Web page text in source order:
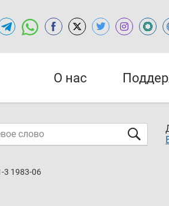
О нас
3 1983-06